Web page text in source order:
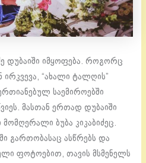
დუბაიში იმყოფება. როგორც
ირკვევა, “ახალი ტალღის”
საემიროებში
მასთან ერთად დუბაიში
ბუბა კიკაბიძეც.
გართობასაც ასწრებს და
ფოტოებით, თავის მსმენელს